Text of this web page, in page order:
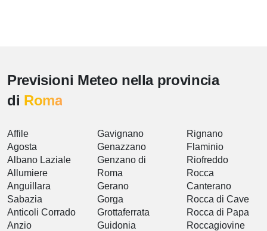
Previsioni Meteo nella provincia
di Roma
Affile
Agosta
Albano Laziale
Allumiere
Anguillara
Sabazia
Anticoli Corrado
Anzio
Gavignano
Genazzano
Genzano di
Roma
Gerano
Gorga
Grottaferrata
Guidonia
Rignano
Flaminio
Riofreddo
Rocca
Canterano
Rocca di Cave
Rocca di Papa
Roccagiovine